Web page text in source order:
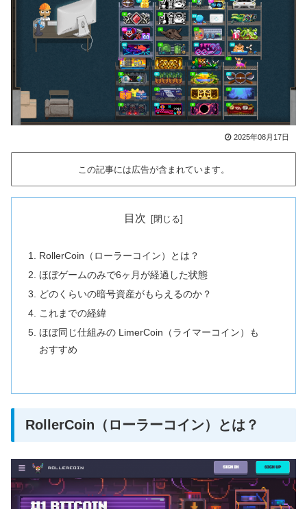
2025年08月17日
この記事には広告が含まれています。
目次
RollerCoin（ローラーコイン）とは？
ほぼゲームのみで6ヶ月が経過した状態
どのくらいの暗号資産がもらえるのか？
これまでの経緯
ほぼ同じ仕組みの LimerCoin（ライマーコイン）も
おすすめ
RollerCoin（ローラーコイン）とは？